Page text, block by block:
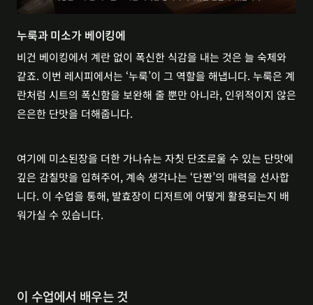
누룩과 미소가 베이킹에
비건 베이킹에서 계란 없이 폭신한 식감을 내는 것은 늘 숙제와
같죠. 이번 레시피에서는 ‘누룩’이 그 역할을 해냅니다. 누룩은 계
란처럼 시트의 폭신함을 보완해 줄 뿐만 아니라, 인위적이지 않은
은은한 단맛을 더해줍니다.
여기에 미소된장을 더한 가나슈는 자칫 단조로울 수 있는 단맛에
깊은 감칠맛을 입혀주어, 계속 생각나는 ‘단짠’의 매력을 선사합
니다. 이 수업을 통해, 발효장이 디저트에 어떻게 활용되는지 배
워가실 수 있습니다.
이 수업에서 배우는 것